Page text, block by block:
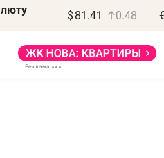
$ 81.41 0.48